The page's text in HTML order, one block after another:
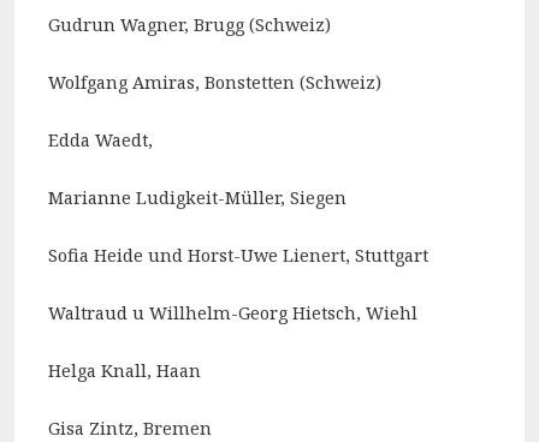
Gudrun Wagner, Brugg (Schweiz)
Wolfgang Amiras, Bonstetten (Schweiz)
Edda Waedt,
Marianne Ludigkeit-Müller, Siegen
Sofia Heide und Horst-Uwe Lienert, Stuttgart
Waltraud u Willhelm-Georg Hietsch, Wiehl
Helga Knall, Haan
Gisa Zintz, Bremen